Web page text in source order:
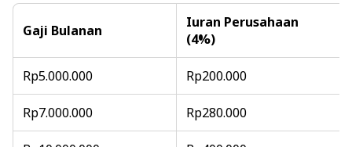
Gaji Bulanan
Iuran Perusahaan
(4%)
Rp5.000.000 Rp200.000
Rp7.000.000 Rp280.000